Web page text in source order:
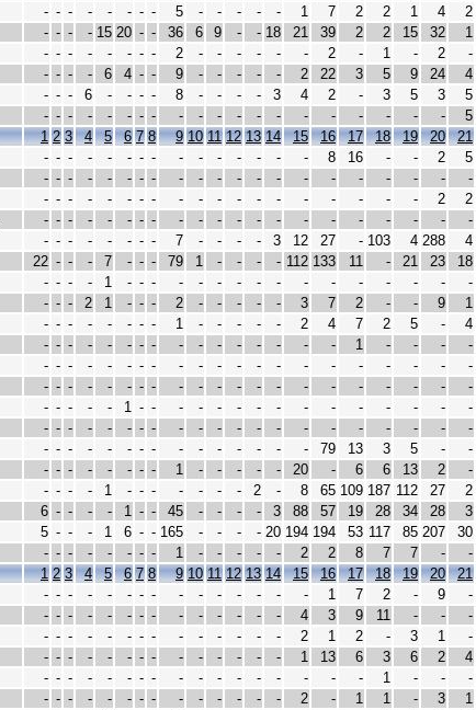
- - - - - - - - 5 - - - - - 1 7 2 2 1 4 2
- - - - 15 20 - - 36 6 9 - - 18 21 39 2 2 15 32 1
- - - - - - - - 2 - - - - - - 2 - 1 - 2 -
- - - - 6 4 - - 9 - - - - - 2 22 3 5 9 24 4
- - - 6 - - - - 8 - - - - 3 4 2 - 3 5 3 5
- - - - - - - - - - - - - - - - - - - - 5
1 2 3 4 5 6 7 8 9 10 11 12 13 14 15 16 17 18 19 20 21
- - - - - - - - - - - - - - - 8 16 - - 2 5
- - - - - - - - - - - - - - - - - - - - -
- - - - - - - - - - - - - - - - - - - 2 2
- - - - - - - - - - - - - - - - - - - - -
- - - - - - - - 7 - - - - 3 12 27 - 103 4 288 4
22 - - - 7 - - - 79 1 - - - - 112 133 11 - 21 23 18
- - - - 1 - - - - - - - - - - - - - - - -
- - - 2 1 - - - 2 - - - - - 3 7 2 - - 9 1
- - - - - - - - 1 - - - - - 2 4 7 2 5 - 4
- - - - - - - - - - - - - - - - 1 - - - -
- - - - - - - - - - - - - - - - - - - - -
- - - - - - - - - - - - - - - - - - - - -
- - - - - 1 - - - - - - - - - - - - - - -
- - - - - - - - - - - - - - - - - - - - -
- - - - - - - - - - - - - - - 79 13 3 5 - -
- - - - - - - - 1 - - - - - 20 - 6 6 13 2 -
- - - - 1 - - - - - - - 2 - 8 65 109 187 112 27 2
6 - - - - 1 - - 45 - - - - 3 88 57 19 28 34 28 3
5 - - - 1 6 - - 165 - - - - 20 194 194 53 117 85 207 30
- - - - - - - - 1 - - - - - 2 2 8 7 7 - -
1 2 3 4 5 6 7 8 9 10 11 12 13 14 15 16 17 18 19 20 21
- - - - - - - - - - - - - - - 1 7 2 - 9 -
- - - - - - - - - - - - - - 4 3 9 11 - - -
- - - - - - - - - - - - - - 2 1 2 - 3 1 -
- - - - - - - - - - - - - - 1 13 6 3 6 2 4
- - - - - - - - - - - - - - - - - 1 - - -
- - - - - - - - - - - - - - 2 - 1 1 - 3 1